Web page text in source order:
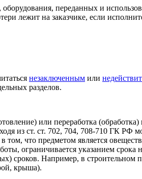
переданных и
лежит на заказчике, если
незаключенным или
разделов.
или переработка
из ст. ст. 702, 704, 708-710 ГК
том, что предметом является
ограничивается указанием срока
сроков. Например, в строительном
крыша).